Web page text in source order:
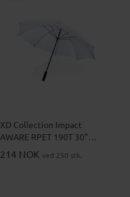
XD Collection Impact
AWARE RPET 190T 30"
Stormsikker Paraply
214 NOK ved 250 stk.